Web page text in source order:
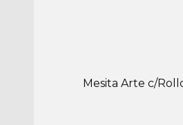
Mesita Arte c/